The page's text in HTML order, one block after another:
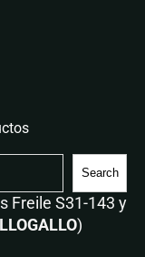
Search
Freile S31-143 y
)